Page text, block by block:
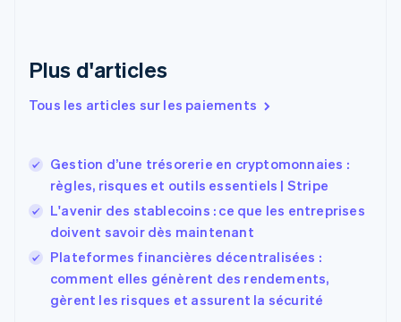
Plus d'articles
Tous les articles sur les paiements
Gestion d’une trésorerie en cryptomonnaies :
règles, risques et outils essentiels | Stripe
L'avenir des stablecoins : ce que les entreprises
doivent savoir dès maintenant
Plateformes financières décentralisées :
comment elles génèrent des rendements,
gèrent les risques et assurent la sécurité
Espagne
Estonie
EnglishEspañol简体中文
Finlande
English Svenska
Français English
Gibraltar
English
Grèce
English